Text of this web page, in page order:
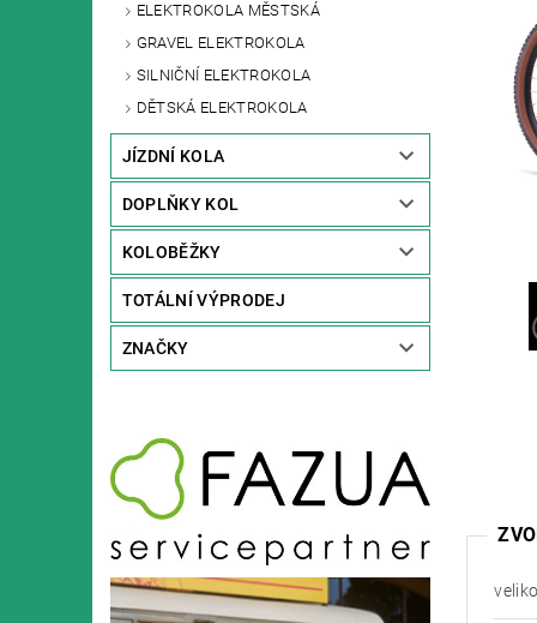
ELEKTROKOLA MĚSTSKÁ
GRAVEL ELEKTROKOLA
SILNIČNÍ ELEKTROKOLA
DĚTSKÁ ELEKTROKOLA
JÍZDNÍ KOLA
DOPLŇKY KOL
KOLOBĚŽKY
TOTÁLNÍ VÝPRODEJ
ZNAČKY